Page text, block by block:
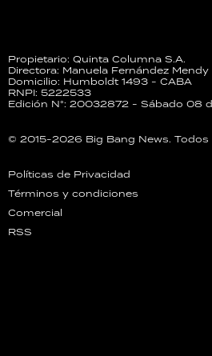
Propietario: Quinta Columna S.A.
Directora: Manuela Fernández Mendy
Domicilio: Humboldt 1493 - CABA
RNPI: 5222533
Edición N°: 20032872 - Sábado 08
© 2015-2026 Big Bang News. Todos
Políticas de Privacidad
Términos y condiciones
Comercial
RSS